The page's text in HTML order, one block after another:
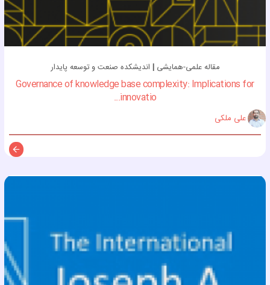
مقاله علمی-همایشی| اندیشکده صنعت و توسعه پایدار
Governance of knowledge base complexity: Implications for
innovatio...
علی ملکی